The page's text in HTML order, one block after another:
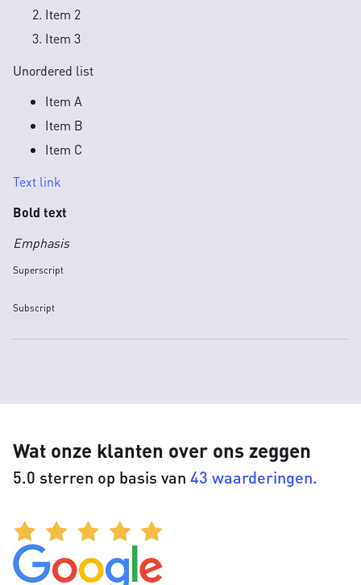
Item 2
Item 3
Unordered list
Item A
Item B
Item C
Text link
Bold text
Emphasis
Superscript
Subscript
Wat onze klanten over ons zeggen
5.0 sterren op basis van 43 waarderingen.